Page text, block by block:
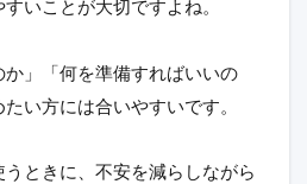
いことが大切ですよね。
か」「何を準備すればいいの
い方には合いやすいです。
ときに、不安を減らしながら